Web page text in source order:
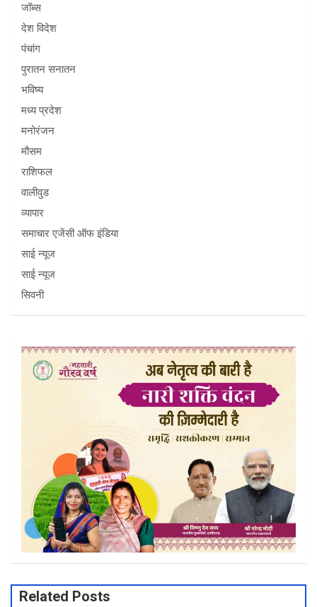
जॉब्स
देश विदेश
पंचांग
पुरातन सनातन
भविष्य
मध्य प्रदेश
मनोरंजन
मौसम
राशिफल
वालीवुड
व्यापार
समाचार एजेंसी ऑफ इंडिया
साई न्यूज
साई न्यूज
सिवनी
Related Posts